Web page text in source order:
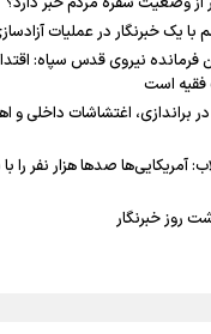
یک خبرنگار در عملیات
فرمانده نیروی قدس سپاه:
فقیه است
براندازی، اغتشاشات داخلی و
آمریکایی‌ها صدها هزار نفر
روز خبرنگار